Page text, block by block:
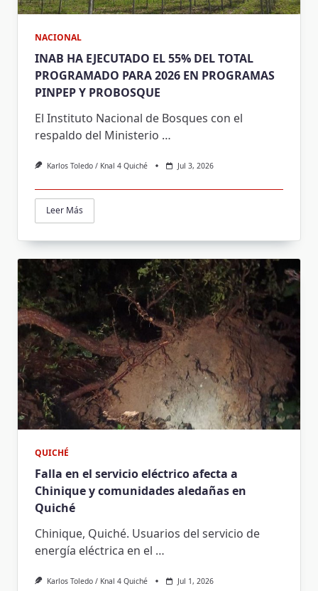
NACIONAL
INAB HA EJECUTADO EL 55% DEL TOTAL
PROGRAMADO PARA 2026 EN PROGRAMAS
PINPEP Y PROBOSQUE
El Instituto Nacional de Bosques con el
respaldo del Ministerio …
Karlos Toledo / Knal 4 Quiché Jul 3, 2026
Leer Más
QUICHÉ
Falla en el servicio eléctrico afecta a
Chinique y comunidades aledañas en
Quiché
Chinique, Quiché. Usuarios del servicio de
energía eléctrica en el …
Karlos Toledo / Knal 4 Quiché Jul 1, 2026